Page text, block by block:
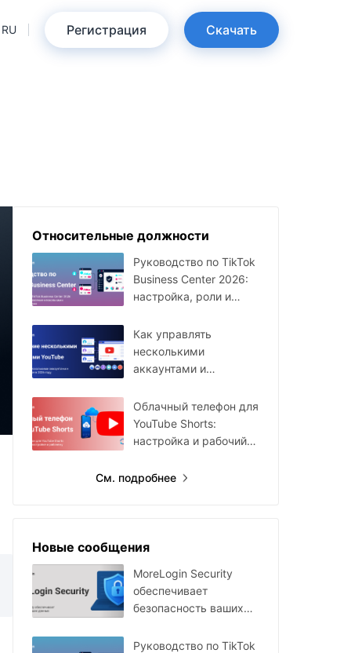
RU Регистрация Скачать
Относительные должности
Руководство по TikTok
Business Center 2026:
настройка, роли и
Как управлять
несколькими
аккаунтами и
2026 году
Облачный телефон для
YouTube Shorts:
настройка и рабочий
См. подробнее
Новые сообщения
MoreLogin Security
обеспечивает
безопасность ваших
Руководство по TikTok